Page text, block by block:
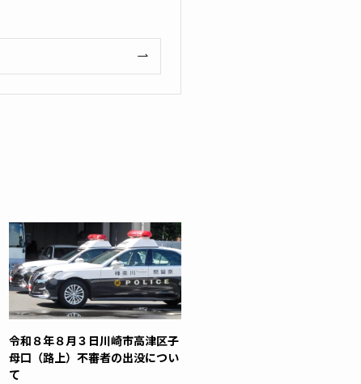
令和８年８月３日川崎市高津区子
母口（路上）不審者の出没につい
て